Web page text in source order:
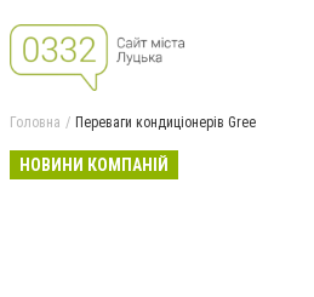
Головна Переваги кондиціонерів Gree
НОВИНИ КОМПАНІЙ